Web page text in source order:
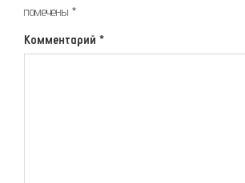
помечены *
Комментарий *